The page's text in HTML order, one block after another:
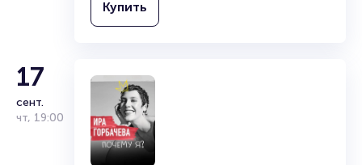
Купить
17
сент.
чт, 19:00